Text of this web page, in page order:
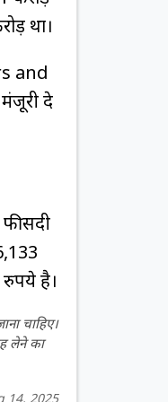
था।
and
दे
रुपये है।
चाहिए।
लेने का
14, 2025